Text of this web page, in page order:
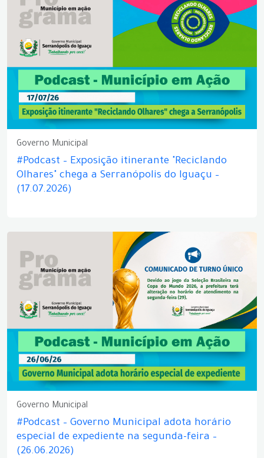
Governo Municipal
#Podcast – Exposição itinerante "Reciclando
Olhares" chega a Serranópolis do Iguaçu –
(17.07.2026)
Governo Municipal
#Podcast – Governo Municipal adota horário
especial de expediente na segunda-feira –
(26.06.2026)